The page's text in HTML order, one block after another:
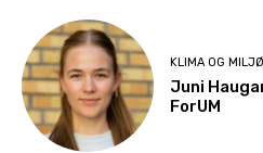
KLIMA OG MILJØ
Juni
ForUM